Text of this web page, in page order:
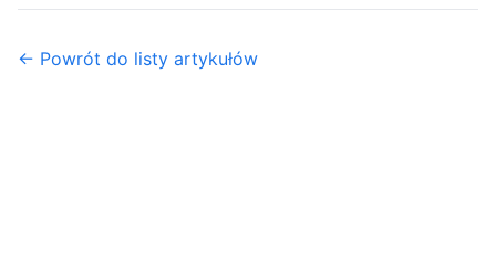
← Powrót do listy artykułów